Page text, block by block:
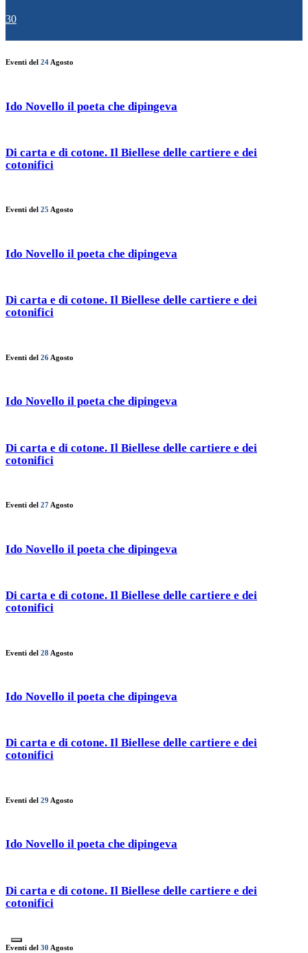
30
Eventi del 24 Agosto
Ido Novello il poeta che dipingeva
Di carta e di cotone. Il Biellese delle cartiere e dei
cotonifici
Eventi del 25 Agosto
Ido Novello il poeta che dipingeva
Di carta e di cotone. Il Biellese delle cartiere e dei
cotonifici
Eventi del 26 Agosto
Ido Novello il poeta che dipingeva
Di carta e di cotone. Il Biellese delle cartiere e dei
cotonifici
Eventi del 27 Agosto
Ido Novello il poeta che dipingeva
Di carta e di cotone. Il Biellese delle cartiere e dei
cotonifici
Eventi del 28 Agosto
Ido Novello il poeta che dipingeva
Di carta e di cotone. Il Biellese delle cartiere e dei
cotonifici
Eventi del 29 Agosto
Ido Novello il poeta che dipingeva
Di carta e di cotone. Il Biellese delle cartiere e dei
cotonifici
Eventi del 30 Agosto